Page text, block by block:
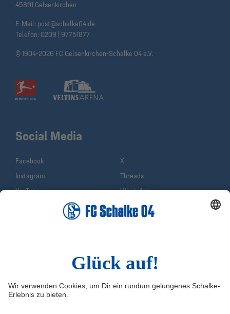
45891 Gelsenkirchen
E-Mail: post@schalke04.de
Telefon: 0209 | 97751877
© 1904-2026 FC Gelsenkirchen-Schalke 04 e.V.
Service & Kontakt
Tickets
Social Media
Facebook
X
Instagram
Threads
YouTube
WhatsApp
Sina Weibo